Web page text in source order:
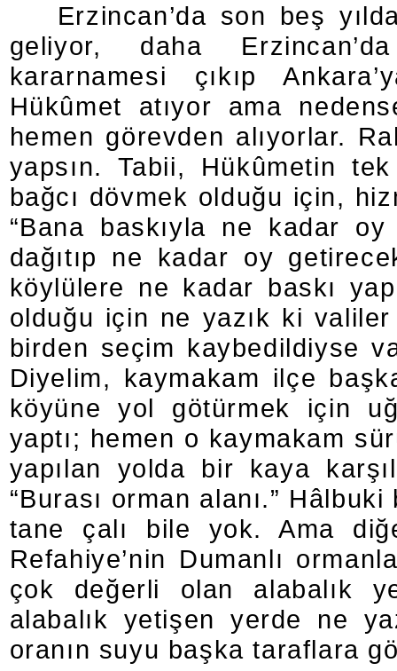
Erzincan’da son beş
geliyor, daha
kararnamesi çıkıp
Hükûmet atıyor ama
hemen görevden alıyorlar.
yapsın. Tabii, Hükûmetin
bağcı dövmek olduğu için,
“Bana baskıyla ne kadar
dağıtıp ne kadar oy
köylülere ne kadar baskı
olduğu için ne yazık ki
birden seçim kaybedildiyse
Diyelim, kaymakam ilçe
köyüne yol götürmek için
yaptı; hemen o kaymakam
yapılan yolda bir kaya
“Burası orman alanı.”
tane çalı bile yok. Ama
Refahiye’nin Dumanlı
çok değerli olan alabalık
alabalık yetişen yerde ne
oranın suyu başka taraflara